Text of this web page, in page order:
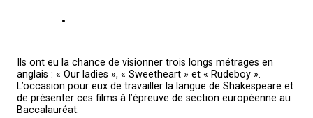
Ils ont eu la chance de visionner trois longs métrages en
anglais : « Our ladies », « Sweetheart » et « Rudeboy ».
L’occasion pour eux de travailler la langue de Shakespeare et
de présenter ces films à l’épreuve de section européenne au
Baccalauréat.